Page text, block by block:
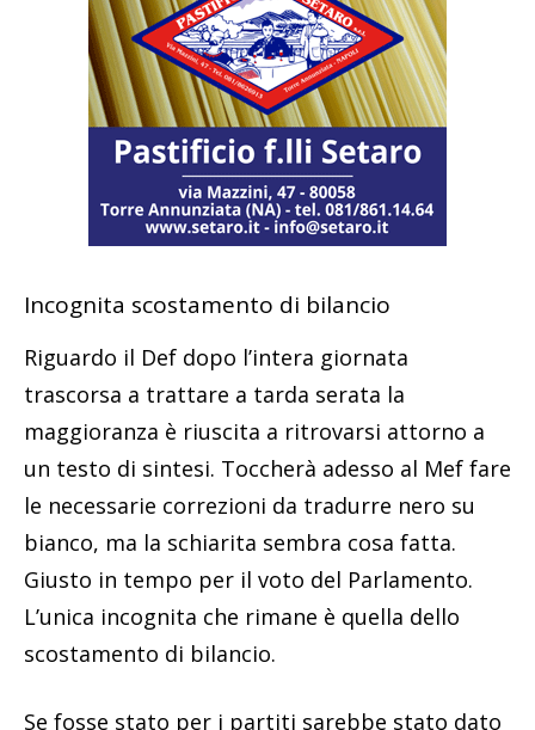
Incognita scostamento di bilancio
Riguardo il Def dopo l’intera giornata
trascorsa a trattare a tarda serata la
maggioranza è riuscita a ritrovarsi attorno a
un testo di sintesi. Toccherà adesso al Mef fare
le necessarie correzioni da tradurre nero su
bianco, ma la schiarita sembra cosa fatta.
Giusto in tempo per il voto del Parlamento.
L’unica incognita che rimane è quella dello
scostamento di bilancio.
Se fosse stato per i partiti sarebbe stato dato